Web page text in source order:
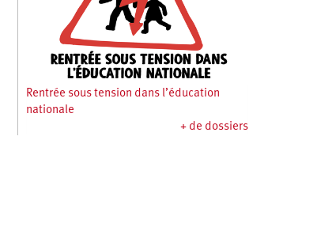
Rentrée sous tension dans l’éducation
nationale
+ de dossiers